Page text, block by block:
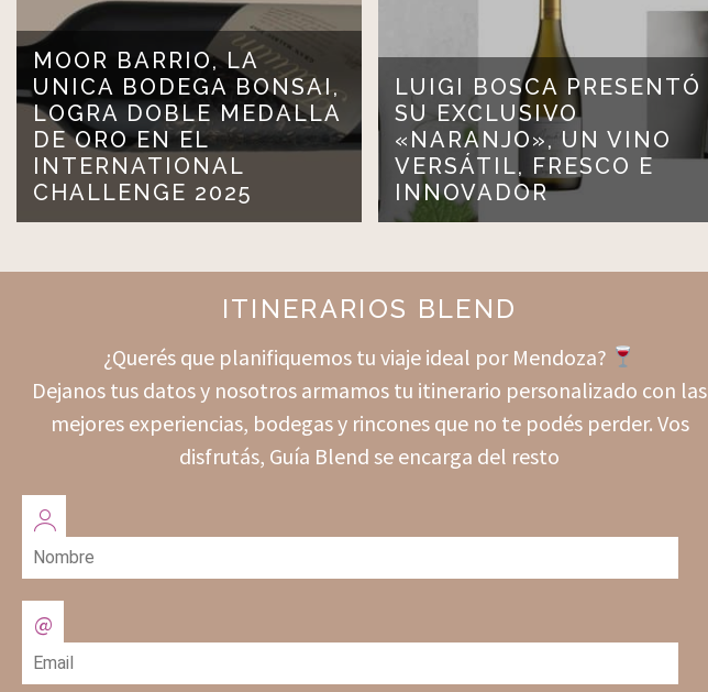
MOOR BARRIO, LA
UNICA BODEGA BONSAI,
LOGRA DOBLE MEDALLA
DE ORO EN EL
INTERNATIONAL
CHALLENGE 2025
LUIGI BOSCA PRESENTÓ
SU EXCLUSIVO
«NARANJO», UN VINO
VERSÁTIL, FRESCO E
INNOVADOR
ITINERARIOS BLEND
¿Querés que planifiquemos tu viaje ideal por Mendoza?
Dejanos tus datos y nosotros armamos tu itinerario personalizado con las
mejores experiencias, bodegas y rincones que no te podés perder. Vos
disfrutás, Guía Blend se encarga del resto